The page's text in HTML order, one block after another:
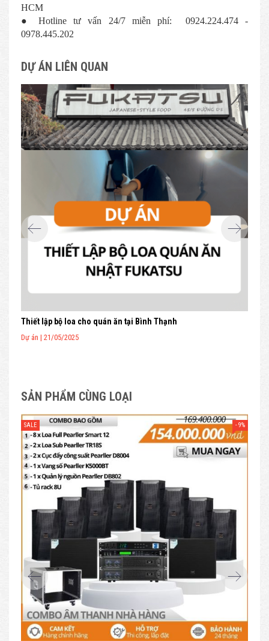
HCM
● Hotline tư vấn 24/7 miễn phí: 0924.224.474 -
0978.445.202
DỰ ÁN LIÊN QUAN
Thiết lập bộ loa cho quán ăn tại Bình Thạnh
Dự án | 21/05/2025
SẢN PHẨM CÙNG LOẠI
SALE - 9%